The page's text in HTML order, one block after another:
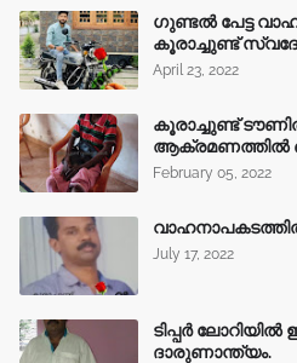
ഗുണ്ടൽ പേട്ട
കൂരാച്ചുണ്ട്
April 23, 2022
കൂരാച്ചുണ്ട്
ആക്രമണത്തിൽ
February 05, 2022
July 17, 2022
ടിപ്പർ
ദാരുണാന്ത്യം.